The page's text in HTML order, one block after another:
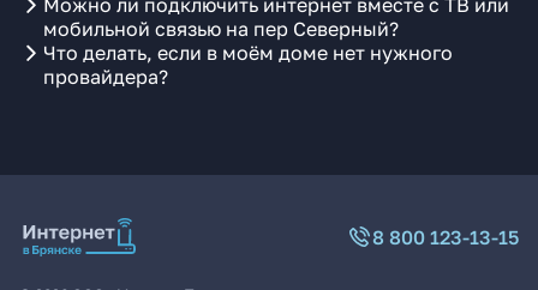
Можно ли подключить интернет вместе с ТВ или
мобильной связью на пер Северный?
Что делать, если в моём доме нет нужного
провайдера?
8 800 123-13-15